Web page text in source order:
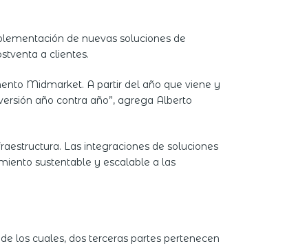
de nuevas soluciones de
a clientes.
Midmarket. A partir del año que viene y
año contra año”, agrega Alberto
Las integraciones de soluciones
sustentable y escalable a las
los cuales, dos terceras partes pertenecen